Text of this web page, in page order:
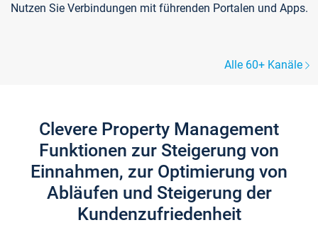
Nutzen Sie Verbindungen mit führenden Portalen und Apps.
Alle 60+ Kanäle
Clevere Property Management
Funktionen zur Steigerung von
Einnahmen, zur Optimierung von
Abläufen und Steigerung der
Kundenzufriedenheit